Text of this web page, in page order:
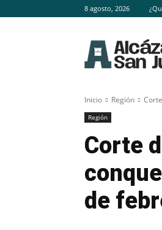
8 agosto, 2026
Inicio Región
Región
Corte
de